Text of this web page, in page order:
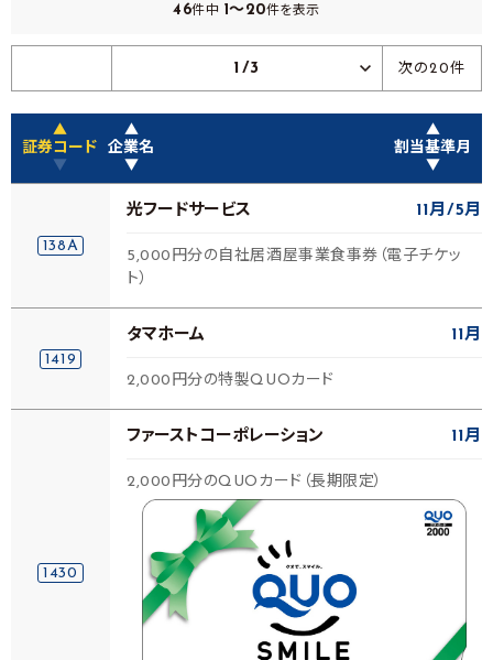
46件中 1～20件を表示
1/3 次の20件
▲
証券コード
▼
▲
企業名
▼
▲
割当基準月
▼
138A
光フードサービス 11月 5月
5,000円分の自社居酒屋事業食事券（電子チケッ
ト）
1419
タマホーム 11月
2,000円分の特製QUOカード
1430
ファーストコーポレーション 11月
2,000円分のQUOカード（長期限定）